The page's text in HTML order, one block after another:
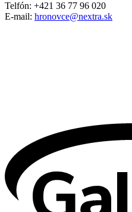
Telfón: +421 36 77 96 020
E-mail: hronovce@nextra.sk